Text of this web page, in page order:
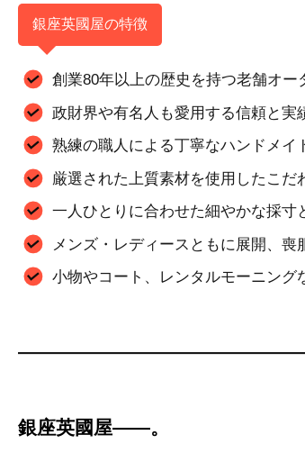
銀座英國屋の特徴
創業80年以上の歴史を持つ老舗オー
政財界や有名人も愛用する信頼と実
熟練の職人による丁寧なハンドメイ
厳選された上質素材を使用したこだ
一人ひとりに合わせた細やかな採寸
メンズ・レディースともに展開、喪
小物やコート、レンタルモーニング
銀座英國屋――。